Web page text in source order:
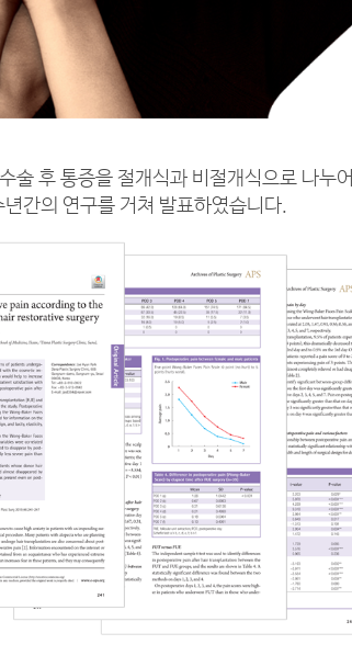
술 후 통증을 절개식과 비절개식으로 나누어
간의 연구를 거쳐 발표하였습니다.